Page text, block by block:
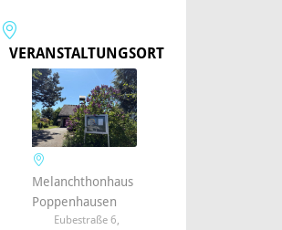
VERANSTALTUNGSORT
Melanchthonhaus
Poppenhausen
Eubestraße 6,